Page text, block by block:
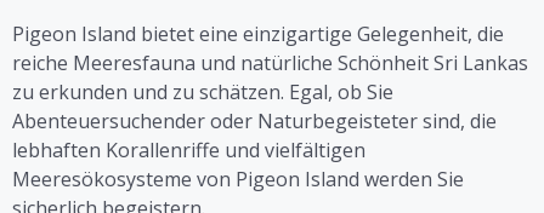
Pigeon Island bietet eine einzigartige Gelegenheit, die
reiche Meeresfauna und natürliche Schönheit Sri Lankas
zu erkunden und zu schätzen. Egal, ob Sie
Abenteuersuchender oder Naturbegeisteter sind, die
lebhaften Korallenriffe und vielfältigen
Meeresökosysteme von Pigeon Island werden Sie